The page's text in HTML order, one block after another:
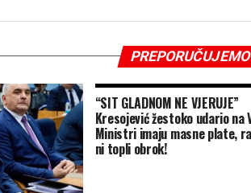
PREPORUČUJEMO
“SIT GLADNOM NE VJERUJE”
Kresojević žestoko udario na
Ministri imaju masne plate,
ni topli obrok!